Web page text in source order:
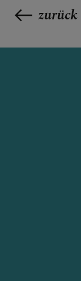
zurück